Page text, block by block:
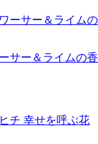
サー＆ライムの香